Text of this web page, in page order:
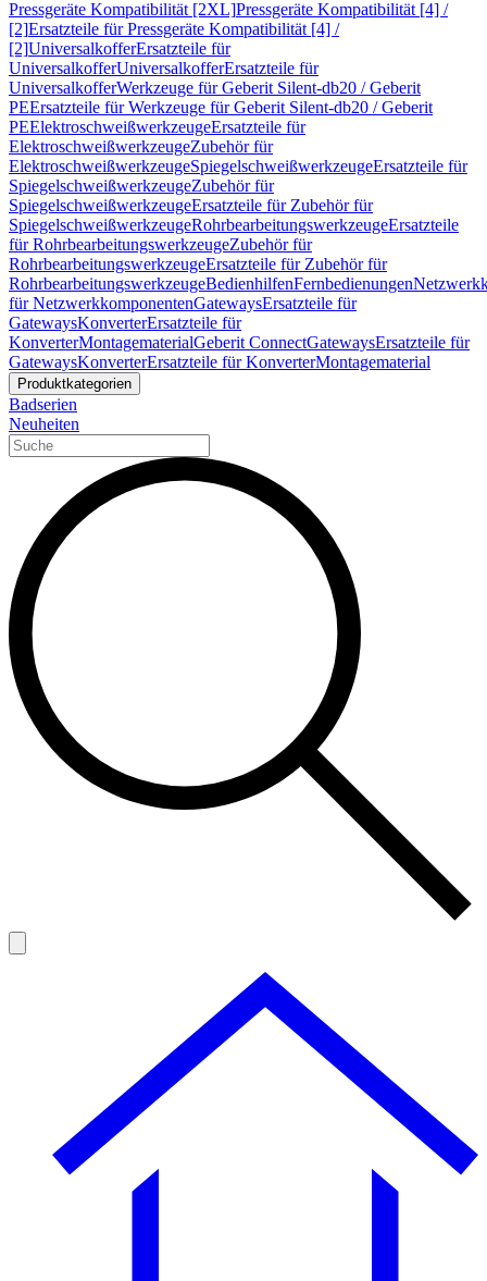
Pressgeräte Kompatibilität [2XL]Pressgeräte Kompatibilität [4] /
[2]Ersatzteile für Pressgeräte Kompatibilität [4] /
[2]UniversalkofferErsatzteile für
UniversalkofferUniversalkofferErsatzteile für
UniversalkofferWerkzeuge für Geberit Silent-db20 / Geberit
PEErsatzteile für Werkzeuge für Geberit Silent-db20 / Geberit
PEElektroschweißwerkzeugeErsatzteile für
ElektroschweißwerkzeugeZubehör für
ElektroschweißwerkzeugeSpiegelschweißwerkzeugeErsatzteile für
SpiegelschweißwerkzeugeZubehör für
SpiegelschweißwerkzeugeErsatzteile für Zubehör für
SpiegelschweißwerkzeugeRohrbearbeitungswerkzeugeErsatzteile
für RohrbearbeitungswerkzeugeZubehör für
RohrbearbeitungswerkzeugeErsatzteile für Zubehör für
RohrbearbeitungswerkzeugeBedienhilfenFernbedienungen
für NetzwerkkomponentenGatewaysErsatzteile für
GatewaysKonverterErsatzteile für
KonverterMontagematerialGeberit ConnectGatewaysErsatzteile für
GatewaysKonverterErsatzteile für KonverterMontagematerial
Produktkategorien
Badserien
Neuheiten